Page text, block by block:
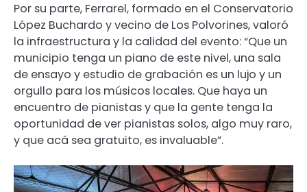
Por su parte, Ferrarel, formado en el Conservatorio
López Buchardo y vecino de Los Polvorines, valoró
la infraestructura y la calidad del evento: “Que un
municipio tenga un piano de este nivel, una sala
de ensayo y estudio de grabación es un lujo y un
orgullo para los músicos locales. Que haya un
encuentro de pianistas y que la gente tenga la
oportunidad de ver pianistas solos, algo muy raro,
y que acá sea gratuito, es invaluable”.